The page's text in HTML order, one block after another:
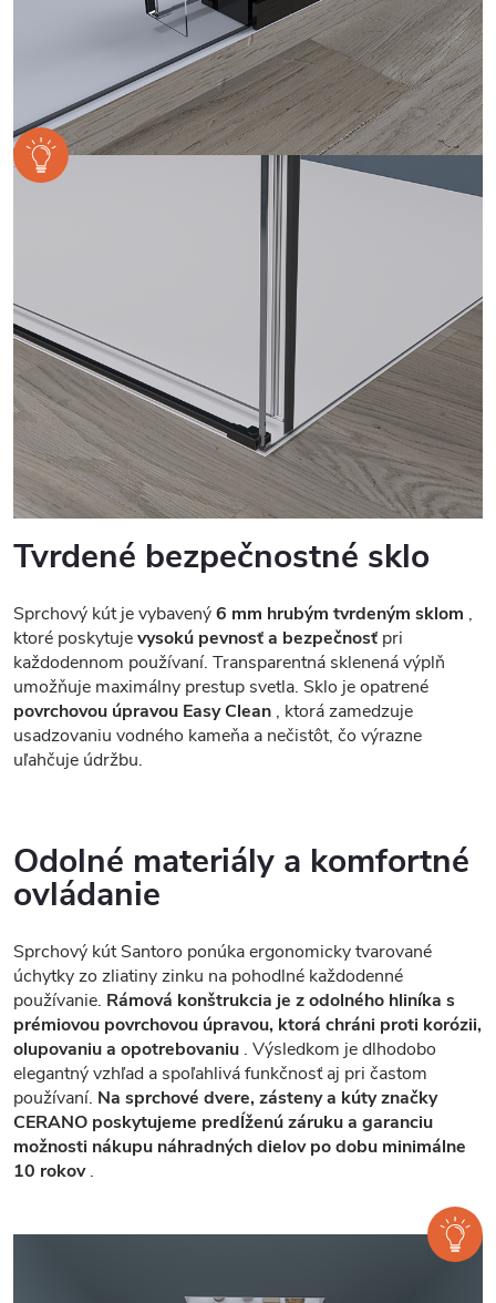
Tvrdené bezpečnostné sklo
Sprchový kút je vybavený6 mm hrubým tvrdeným sklom ,
ktoré poskytujevysokú pevnosť a bezpečnosť pri
každodennom používaní. Transparentná sklenená výplň
umožňuje maximálny prestup svetla. Sklo je opatrené
povrchovou úpravou Easy Clean , ktorá zamedzuje
usadzovaniu vodného kameňa a nečistôt, čo výrazne
uľahčuje údržbu.
Odolné materiály a komfortné
ovládanie
Sprchový kút Santoro ponúka ergonomicky tvarované
úchytky zo zliatiny zinku na pohodlné každodenné
používanie. Rámová konštrukcia je z odolného hliníka s
prémiovou povrchovou úpravou, ktorá chráni proti korózii,
olupovaniu a opotrebovaniu . Výsledkom je dlhodobo
elegantný vzhľad a spoľahlivá funkčnosť aj pri častom
používaní. Na sprchové dvere, zásteny a kúty značky
CERANO poskytujeme predĺženú záruku a garanciu
možnosti nákupu náhradných dielov po dobu minimálne
10 rokov.